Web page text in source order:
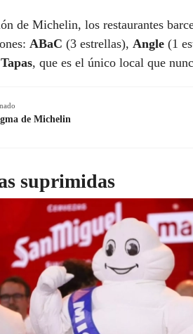
de Michelin, los restaurantes
ABaC (3 estrellas), Angle (1
, que es el único local que
de Michelin
suprimidas